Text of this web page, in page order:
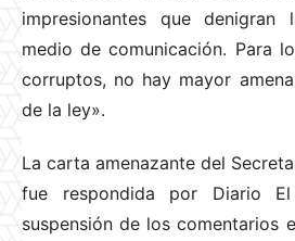
impresionantes que
medio de comunicación. Para
corruptos, no hay mayor
de la ley».
La carta amenazante del
fue respondida por Diario
suspensión de los comentarios